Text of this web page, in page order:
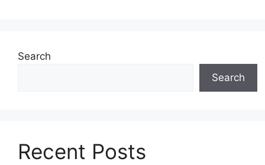
Search
Search
Recent Posts